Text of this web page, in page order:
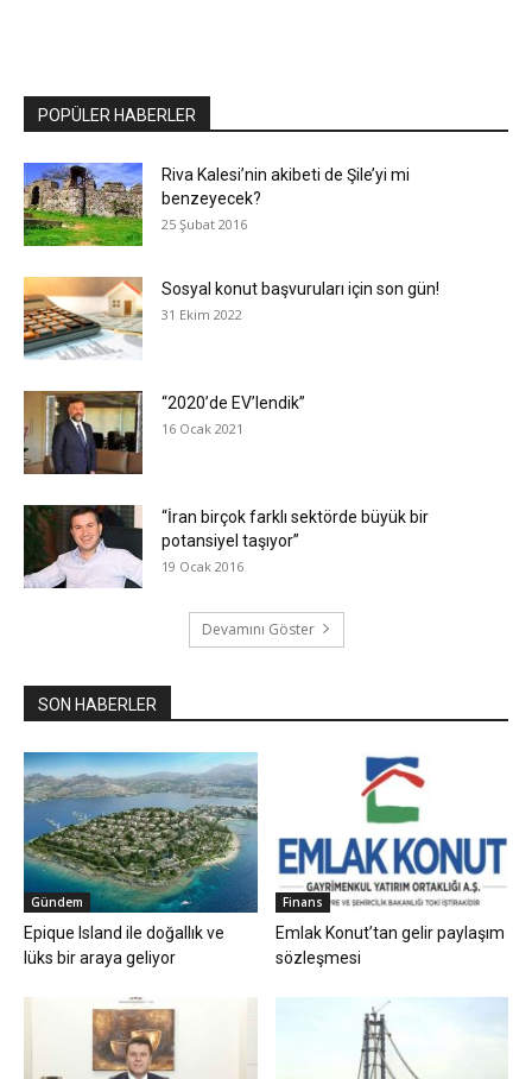
POPÜLER HABERLER
Riva Kalesi’nin akibeti de Şile’yi mi
benzeyecek?
25 Şubat 2016
Sosyal konut başvuruları için son gün!
31 Ekim 2022
“2020’de EV’lendik”
16 Ocak 2021
“İran birçok farklı sektörde büyük bir
potansiyel taşıyor”
19 Ocak 2016
Devamını Göster
SON HABERLER
Gündem
Epique Island ile doğallık ve
lüks bir araya geliyor
Finans
Emlak Konut’tan gelir paylaşım
sözleşmesi